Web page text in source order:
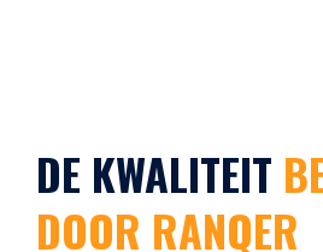
DE KWALITEIT
DOOR RANQER